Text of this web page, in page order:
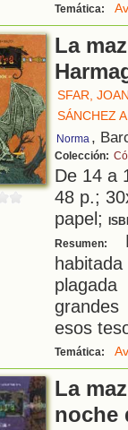
Temática:
La
SFAR,
SÁNCHEZ
Norma ,
Colección:
De 14 a
48 p.;
papel;
Resumen:
esos
Temática:
La
noche